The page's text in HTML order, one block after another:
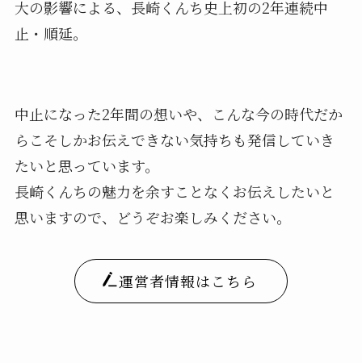
大の影響による、長崎くんち史上初の2年連続中
止・順延。
中止になった2年間の想いや、こんな今の時代だか
らこそしかお伝えできない気持ちも発信していき
たいと思っています。
長崎くんちの魅力を余すことなくお伝えしたいと
思いますので、どうぞお楽しみください。
運営者情報はこちら